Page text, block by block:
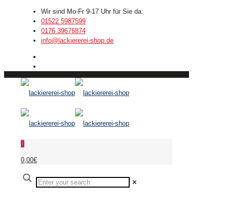
Wir sind Mo-Fr 9-17 Uhr für Sie da:
01522 5987599
0176 39676874
info@lackiererei-shop.de
0
0,00€
✕